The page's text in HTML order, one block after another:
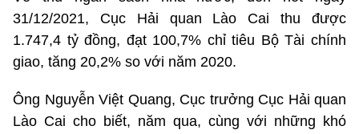
31/12/2021, Cục Hải quan Lào Cai thu được
1.747,4 tỷ đồng, đạt 100,7% chỉ tiêu Bộ Tài chính
giao, tăng 20,2% so với năm 2020.
Ông Nguyễn Việt Quang, Cục trưởng Cục Hải quan
Lào Cai cho biết, năm qua, cùng với những khó